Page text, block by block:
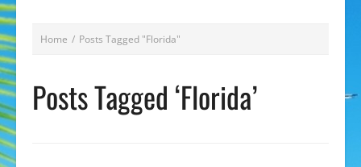
Home / Posts Tagged "Florida"
Posts Tagged ‘Florida’